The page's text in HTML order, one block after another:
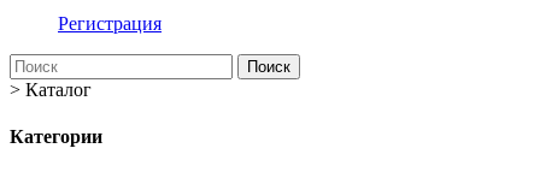
Регистрация
Поиск
> Каталог
Категории